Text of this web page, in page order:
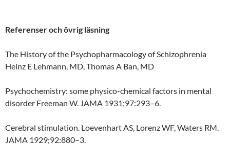
Referenser och övrig läsning
The History of the Psychopharmacology of Schizophrenia
Heinz E Lehmann, MD, Thomas A Ban, MD
Psychochemistry: some physico-chemical factors in mental
disorder Freeman W. JAMA 1931;97:293–6.
Cerebral stimulation. Loevenhart AS, Lorenz WF, Waters RM.
JAMA 1929;92:880–3.